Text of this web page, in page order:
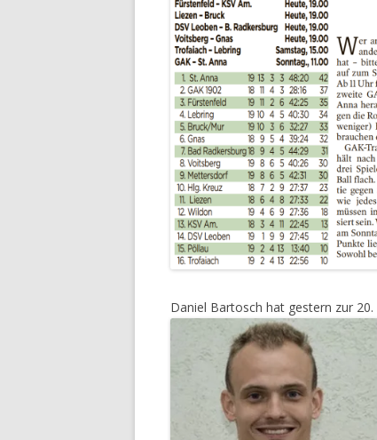
Daniel Bartosch hat gestern zur